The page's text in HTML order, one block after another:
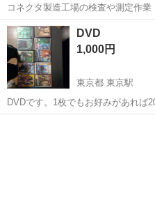
コネクタ製造工場の検査や測定作
日128日★クリーンルーム内作業★
★就業先食堂利用可！日払い制度あり
工場のお仕事 ◇コネクタ製造工...
茨城 常陸大宮市
DVD
1,000円
東京都 東京駅
DVDです。1枚でもお好みがあれば